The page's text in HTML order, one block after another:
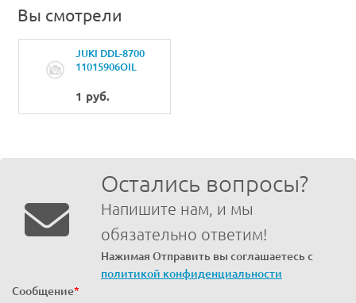
Вы смотрели
JUKI DDL-8700
11015906OIL
1 руб.
Остались вопросы?
Напишите нам, и мы
обязательно ответим!
Нажимая Отправить вы соглашаетесь с
политикой конфиденциальности
Сообщение*